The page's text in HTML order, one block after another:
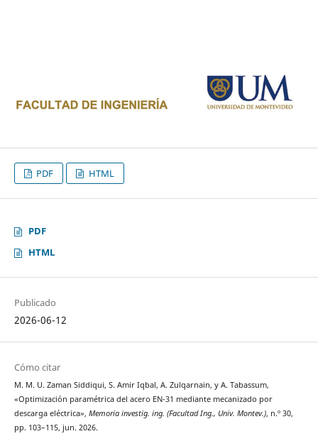
PDF HTML
PDF
HTML
Publicado
2026-06-12
Cómo citar
M. M. U. Zaman Siddiqui, S. Amir Iqbal, A. Zulqarnain, y A. Tabassum,
«Optimización paramétrica del acero EN-31 mediante mecanizado por
descarga eléctrica», Memoria investig. ing. (Facultad Ing., Univ. Montev.), n.º 30,
pp. 103–115, jun. 2026.